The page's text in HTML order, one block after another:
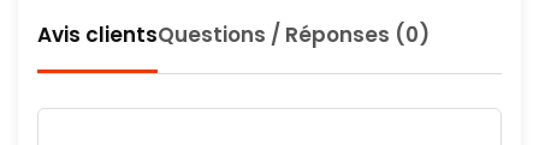
Avis clientsQuestions / Réponses (0)